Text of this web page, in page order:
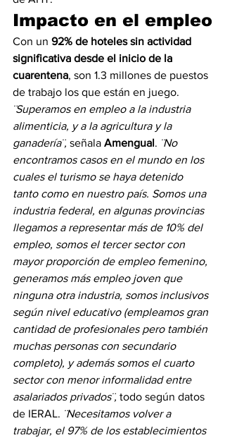
Impacto en el empleo
Con un 92% de hoteles sin actividad
significativa desde el inicio de la
cuarentena, son 1.3 millones de puestos
de trabajo los que están en juego.
¨Superamos en empleo a la industria
alimenticia, y a la agricultura y la
ganadería¨, señala Amengual. ¨No
encontramos casos en el mundo en los
cuales el turismo se haya detenido
tanto como en nuestro país. Somos una
industria federal, en algunas provincias
llegamos a representar más de 10% del
empleo, somos el tercer sector con
mayor proporción de empleo femenino,
generamos más empleo joven que
ninguna otra industria, somos inclusivos
según nivel educativo (empleamos gran
cantidad de profesionales pero también
muchas personas con secundario
completo), y además somos el cuarto
sector con menor informalidad entre
asalariados privados¨, todo según datos
de IERAL. ¨Necesitamos volver a
trabajar, el 97% de los establecimientos